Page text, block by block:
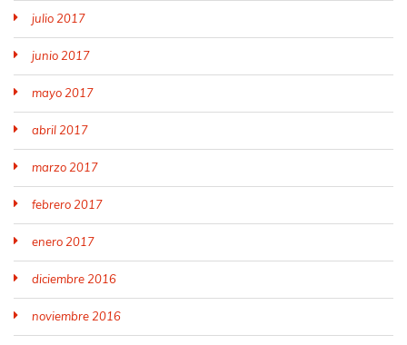
julio 2017
junio 2017
mayo 2017
abril 2017
marzo 2017
febrero 2017
enero 2017
diciembre 2016
noviembre 2016